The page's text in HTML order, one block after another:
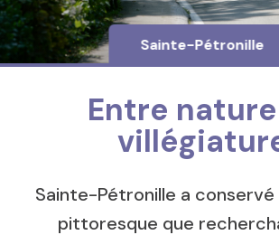
Sainte-Pétronille
Entre
Sainte-Pétronille a
pittoresque que